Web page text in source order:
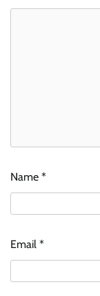
Name *
Email *